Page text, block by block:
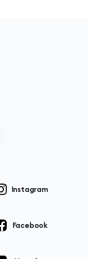
Instagram
Facebook